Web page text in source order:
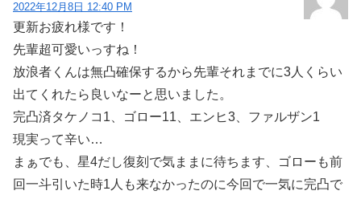
2022年12月8日 12:40 PM
更新お疲れ様です！
先輩超可愛いっすね！
放浪者くんは無凸確保するから先輩それまでに3人くらい
出てくれたら良いなーと思いました。
完凸済タケノコ1、ゴロー11、エンヒ3、ファルザン1
現実って辛い…
まぁでも、星4だし復刻で気ままに待ちます、ゴローも前
回一斗引いた時1人も来なかったのに今回で一気に完凸で